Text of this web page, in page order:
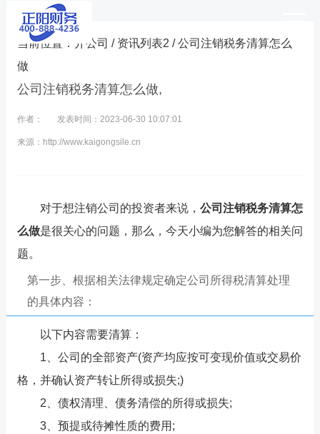
当前位置： 开公司 / 资讯列表2 / 公司注销税务清算怎么
做
公司注销税务清算怎么做,
作者： 发表时间：2023-06-30 10:07:01
来源：http://www.kaigongsile.cn
对于想注销公司的投资者来说， 公司注销税务清算怎
么做是很关心的问题，那么，今天小编为您解答的相关问
题。
第一步、根据相关法律规定确定公司所得税清算处理
的具体内容：
以下内容需要清算：
1、公司的全部资产(资产均应按可变现价值或交易价
格，并确认资产转让所得或损失;)
2、债权清理、债务清偿的所得或损失;
3、预提或待摊性质的费用;